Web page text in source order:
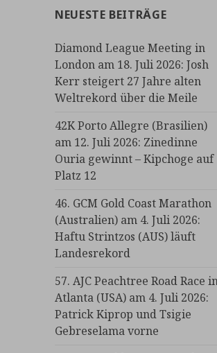
NEUESTE BEITRÄGE
Diamond League Meeting in
London am 18. Juli 2026: Josh
Kerr steigert 27 Jahre alten
Weltrekord über die Meile
42K Porto Allegre (Brasilien)
am 12. Juli 2026: Zinedinne
Ouria gewinnt – Kipchoge auf
Platz 12
46. GCM Gold Coast Marathon
(Australien) am 4. Juli 2026:
Haftu Strintzos (AUS) läuft
Landesrekord
57. AJC Peachtree Road Race
Atlanta (USA) am 4. Juli 2026:
Patrick Kiprop und Tsigie
Gebreselama vorne